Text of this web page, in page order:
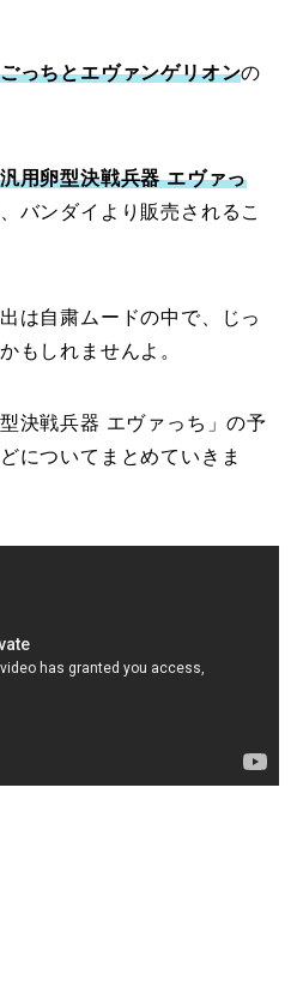
っちとエヴァンゲリオンの
用卵型決戦兵器 エヴァっ
バンダイより販売されるこ
は自粛ムードの中で、じっ
もしれませんよ。
決戦兵器 エヴァっち」の予
についてまとめていきま